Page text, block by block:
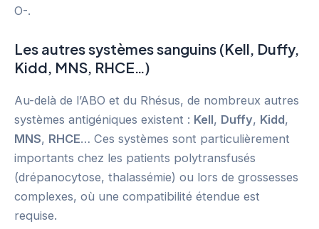
O-.
Les autres systèmes sanguins (Kell, Duffy,
Kidd, MNS, RHCE…)
Au-delà de l’ABO et du Rhésus, de nombreux autres
systèmes antigéniques existent : Kell, Duffy, Kidd,
MNS, RHCE… Ces systèmes sont particulièrement
importants chez les patients polytransfusés
(drépanocytose, thalassémie) ou lors de grossesses
complexes, où une compatibilité étendue est
requise.